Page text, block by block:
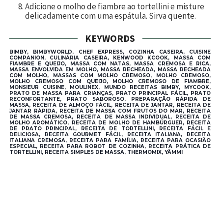
Adicione o molho de fiambre ao tortellini e misture
delicadamente com uma espátula. Sirva quente.
KEYWORDS
BIMBY, BIMBYWORLD, CHEF EXPRESS, COZINHA CASEIRA, CUISINE
COMPANION, CULINÁRIA CASEIRA, KENWOOD KCOOK, MASSA COM
FIAMBRE E QUEIJO, MASSA COM NATAS, MASSA CREMOSA E RICA,
MASSA ENVOLVIDA EM MOLHO, MASSA RECHEADA, MASSA RECHEADA
COM MOLHO, MASSAS COM MOLHO CREMOSO, MOLHO CREMOSO,
MOLHO CREMOSO COM QUEIJO, MOLHO CREMOSO DE FIAMBRE,
MONSIEUR CUISINE, MOULINEX, MUNDO RECEITAS BIMBY, MYCOOK,
PRATO DE MASSA PARA CRIANÇAS, PRATO PRINCIPAL FÁCIL, PRATO
RECONFORTANTE, PRATO SABOROSO, PREPARAÇÃO RÁPIDA DE
MASSA, RECEITA DE ALMOÇO FÁCIL, RECEITA DE JANTAR, RECEITA DE
JANTAR RÁPIDA, RECEITA DE MASSA COM FRUTOS DO MAR, RECEITA
DE MASSA CREMOSA, RECEITA DE MASSA INDIVIDUAL, RECEITA DE
MOLHO AROMÁTICO, RECEITA DE MOLHO DE HAMBÚRGUER, RECEITA
DE PRATO PRINCIPAL, RECEITA DE TORTELLINI, RECEITA FÁCIL E
DELICIOSA, RECEITA GOURMET FÁCIL, RECEITA ITALIANA, RECEITA
ITALIANA CREMOSA, RECEITA PARA FAMÍLIA, RECEITA PARA OCASIÃO
ESPECIAL, RECEITA PARA ROBOT DE COZINHA, RECEITA PRÁTICA DE
TORTELLINI, RECEITA SIMPLES DE MASSA, THERMOMIX, YÄMMI